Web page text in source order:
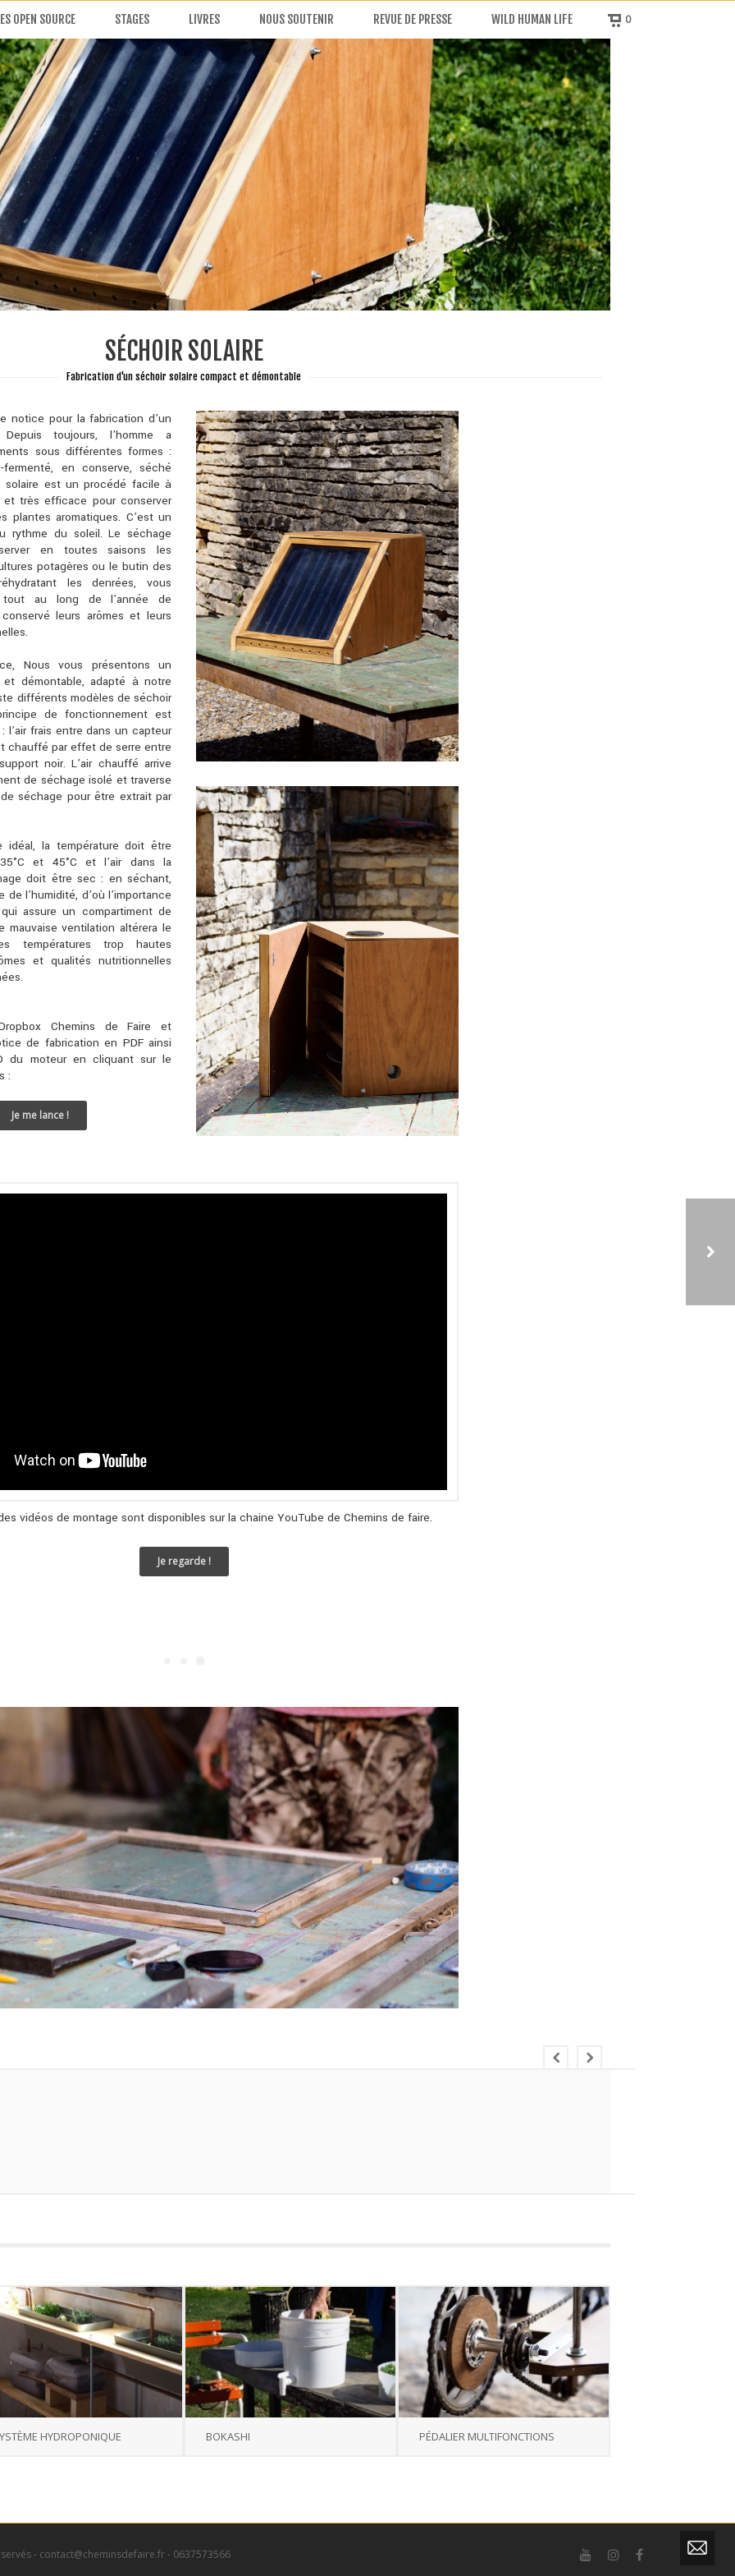
OPEN SOURCE STAGES LIVRES NOUS SOUTENIR REVUE DE PRESSE WILD HUMAN LIFE 0
SÉCHOIR SOLAIRE
Fabrication d'un séchoir solaire compact et démontable
notice pour la fabrication d’un
toujours, l’homme a
sous différentes formes :
fermenté, en conserve, séché
est un procédé facile à
très efficace pour conserver
plantes aromatiques. C’est un
rythme du soleil. Le séchage
en toutes saisons les
potagères ou le butin des
les denrées, vous
tout au long de l’année de
leurs arômes et leurs
Nous vous présentons un
démontable, adapté à notre
différents modèles de séchoir
de fonctionnement est
l’air frais entre dans un capteur
chauffé par effet de serre entre
noir. L’air chauffé arrive
de séchage isolé et traverse
séchage pour être extrait par
idéal, la température doit être
et 45°C et l’air dans la
doit être sec : en séchant,
l’humidité, d’où l’importance
assure un compartiment de
mauvaise ventilation altérera le
températures trop hautes
et qualités nutritionnelles
Chemins de Faire et
de fabrication en PDF ainsi
du moteur en cliquant sur le
:
Je me lance !
vidéos de montage sont disponibles sur la chaine YouTube de Chemins de faire.
Je regarde !
HYDROPONIQUE BOKASHI PÉDALIER MULTIFONCTIONS
- contact@cheminsdefaire.fr - 0637573566